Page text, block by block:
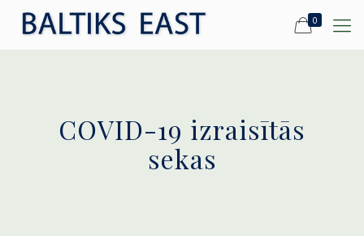
0
COVID-19 izraisītās
sekas